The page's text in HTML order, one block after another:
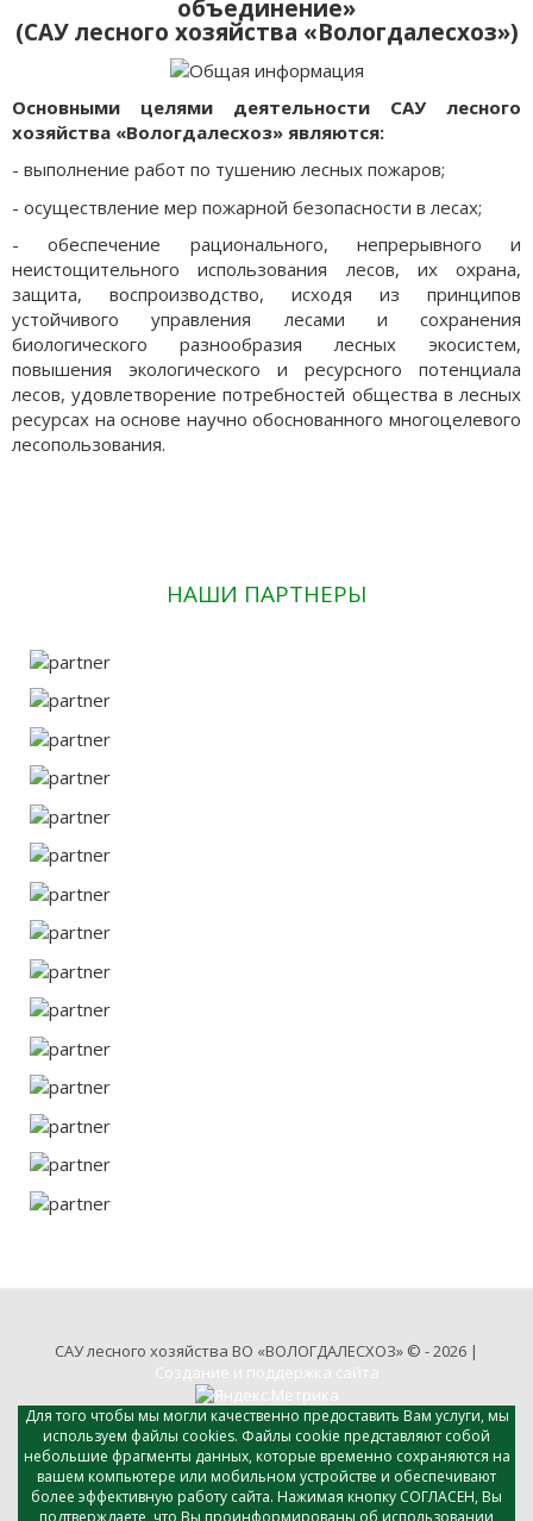
объединение»
(САУ лесного хозяйства «Вологдалесхоз»)
Основными целями деятельности САУ лесного
хозяйства «Вологдалесхоз» являются:
- выполнение работ по тушению лесных пожаров;
- осуществление мер пожарной безопасности в лесах;
- обеспечение рационального, непрерывного и
неистощительного использования лесов, их охрана,
защита, воспроизводство, исходя из принципов
устойчивого управления лесами и сохранения
биологического разнообразия лесных экосистем,
повышения экологического и ресурсного потенциала
лесов, удовлетворение потребностей общества в лесных
ресурсах на основе научно обоснованного многоцелевого
лесопользования.
НАШИ ПАРТНЕРЫ
САУ лесного хозяйства ВО «ВОЛОГДАЛЕСХОЗ» © - 2026 |
Создание и поддержка сайта
Для того чтобы мы могли качественно предоставить Вам услуги, мы
используем файлы cookies. Файлы cookie представляют собой
небольшие фрагменты данных, которые временно сохраняются на
вашем компьютере или мобильном устройстве и обеспечивают
более эффективную работу сайта. Нажимая кнопку СОГЛАСЕН, Вы